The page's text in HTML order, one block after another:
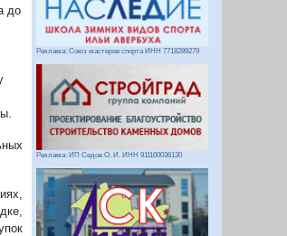
до
Реклама: Союз мастеров спорта ИНН 7718289279
Реклама: ИП Седов О. И. ИНН 911100036130